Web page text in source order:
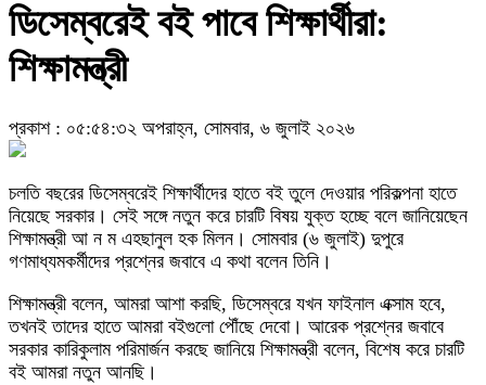
ডিসেম্বরেই বই পাবে শিক্ষার্থীরা:
শিক্ষামন্ত্রী
প্রকাশ : ০৫:৫৪:৩২ অপরাহ্ন, সোমবার, ৬ জুলাই ২০২৬
চলতি বছরের ডিসেম্বরেই শিক্ষার্থীদের হাতে বই তুলে দেওয়ার পরিকল্পনা হাতে
নিয়েছে সরকার। সেই সঙ্গে নতুন করে চারটি বিষয় যুক্ত হচ্ছে বলে জানিয়েছেন
শিক্ষামন্ত্রী আ ন ম এহছানুল হক মিলন। সোমবার (৬ জুলাই) দুপুরে
গণমাধ্যমকর্মীদের প্রশ্নের জবাবে এ কথা বলেন তিনি।
শিক্ষামন্ত্রী বলেন, আমরা আশা করছি, ডিসেম্বরে যখন ফাইনাল এক্সাম হবে,
তখনই তাদের হাতে আমরা বইগুলো পৌঁছে দেবো। আরেক প্রশ্নের জবাবে
সরকার কারিকুলাম পরিমার্জন করছে জানিয়ে শিক্ষামন্ত্রী বলেন, বিশেষ করে চারটি
বই আমরা নতুন আনছি।